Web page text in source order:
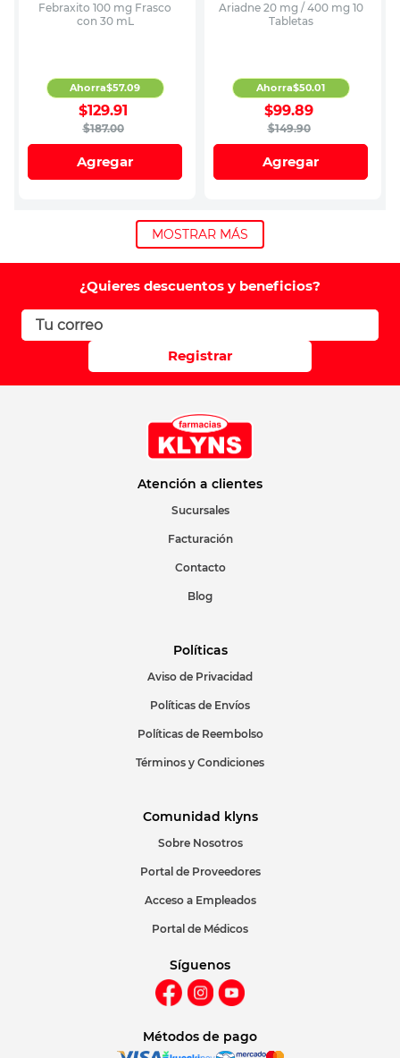
Febraxito 100 mg Frasco
con 30 mL
$187.00
$129.91
Ahorra$57.09
Agregar
Ariadne 20 mg / 400 mg 10
Tabletas
$149.90
$99.89
Ahorra$50.01
Agregar
MOSTRAR MÁS
¿Quieres descuentos y beneficios?
Registrar
Atención a clientes
Sucursales
Facturación
Contacto
Blog
Políticas
Aviso de Privacidad
Políticas de Envíos
Políticas de Reembolso
Términos y Condiciones
Comunidad klyns
Sobre Nosotros
Portal de Proveedores
Acceso a Empleados
Portal de Médicos
Síguenos
Métodos de pago